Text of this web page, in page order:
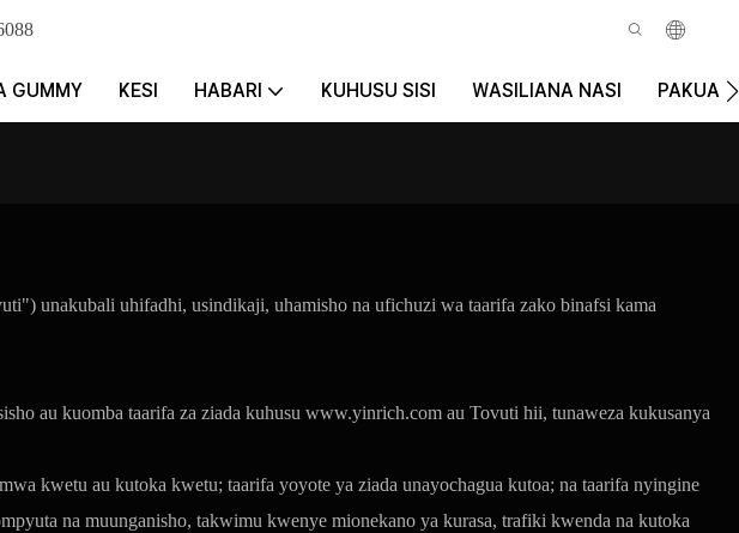
GUMMY KESI HABARI KUHUSU SISI WASILIANA NASI PAKUA
unakubali uhifadhi, usindikaji, uhamisho na ufichuzi wa taarifa zako binafsi kama
au kuomba taarifa za ziada kuhusu www.yinrich.com au Tovuti hii, tunaweza kukusanya
kwetu au kutoka kwetu; taarifa yoyote ya ziada unayochagua kutoa; na taarifa nyingine
na muunganisho, takwimu kwenye mionekano ya kurasa, trafiki kwenda na kutoka